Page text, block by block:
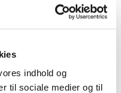
indhold og
til sociale medier og til
2017 Ansøgninger
Lægemiddelgrupper…